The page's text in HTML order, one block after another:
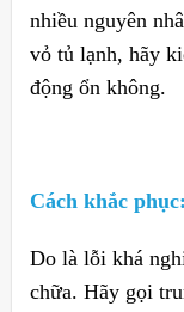
nhiều nguyên
vỏ tủ lạnh, hãy
động ổn không.
Cách khắc phục:
Do là lỗi khá
chữa. Hãy gọi